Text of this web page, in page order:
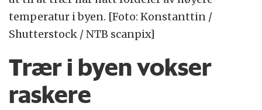
temperatur i byen. [Foto: Konstanttin /
Shutterstock / NTB scanpix]
Trær i byen vokser
raskere